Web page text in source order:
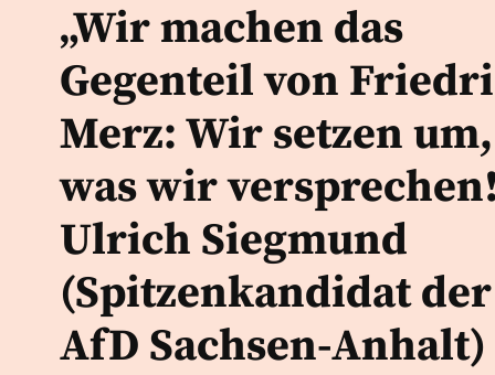
„Wir machen das
Gegenteil von
Merz: Wir setzen um,
was wir
Ulrich Siegmund
(Spitzenkandidat der
AfD Sachsen-Anhalt)